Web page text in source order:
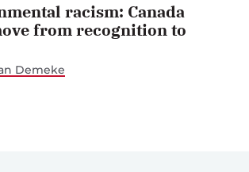
racism: Canada
from recognition to
Demeke